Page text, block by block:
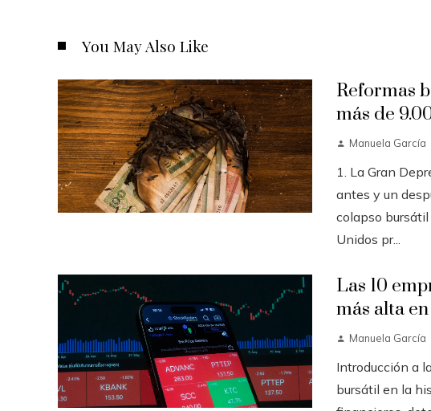
You May Also Like
Reformas
más de
Manuela García
1. La Gran
antes y un
colapso
Unidos pr...
Las 10
más alta
Manuela García
Introducción a
bursátil en la